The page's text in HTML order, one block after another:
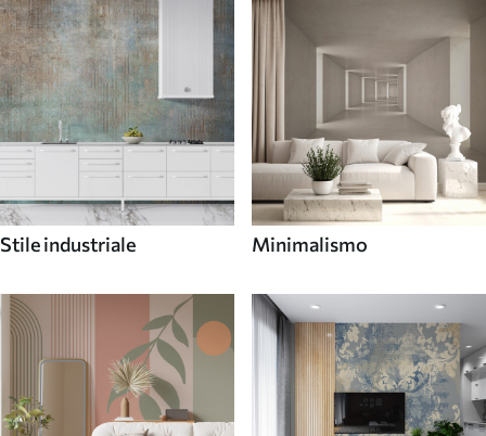
Stile industriale Minimalismo